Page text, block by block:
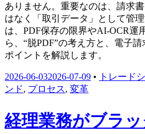
ありません。重要なのは、請求
はなく「取引データ」として管
は、PDF保存の限界やAI-OCR運
ら、“脱PDF”の考え方と、電子
ポイントを解説します。
2026-06-032026-07-09 • トレード
ンド, プロセス, 変革
経理業務がブラ